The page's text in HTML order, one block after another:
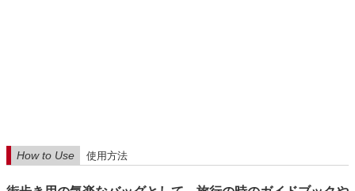
How to Use 使用方法